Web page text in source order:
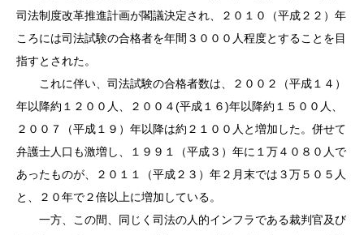
司法制度改革推進計画が閣議決定され、２０１０（平成２２）年
ころには司法試験の合格者を年間３０００人程度とすることを目
指すとされた。
これに伴い、司法試験の合格者数は、２００２（平成１４）
年以降約１２００人、２００４(平成１６)年以降約１５００人、
２００７（平成１９）年以降は約２１００人と増加した。併せて
弁護士人口も激増し、１９９１（平成３）年に１万４０８０人で
あったものが、２０１１（平成２３）年２月末では３万５０５人
と、２０年で２倍以上に増加している。
一方、この間、同じく司法の人的インフラである裁判官及び